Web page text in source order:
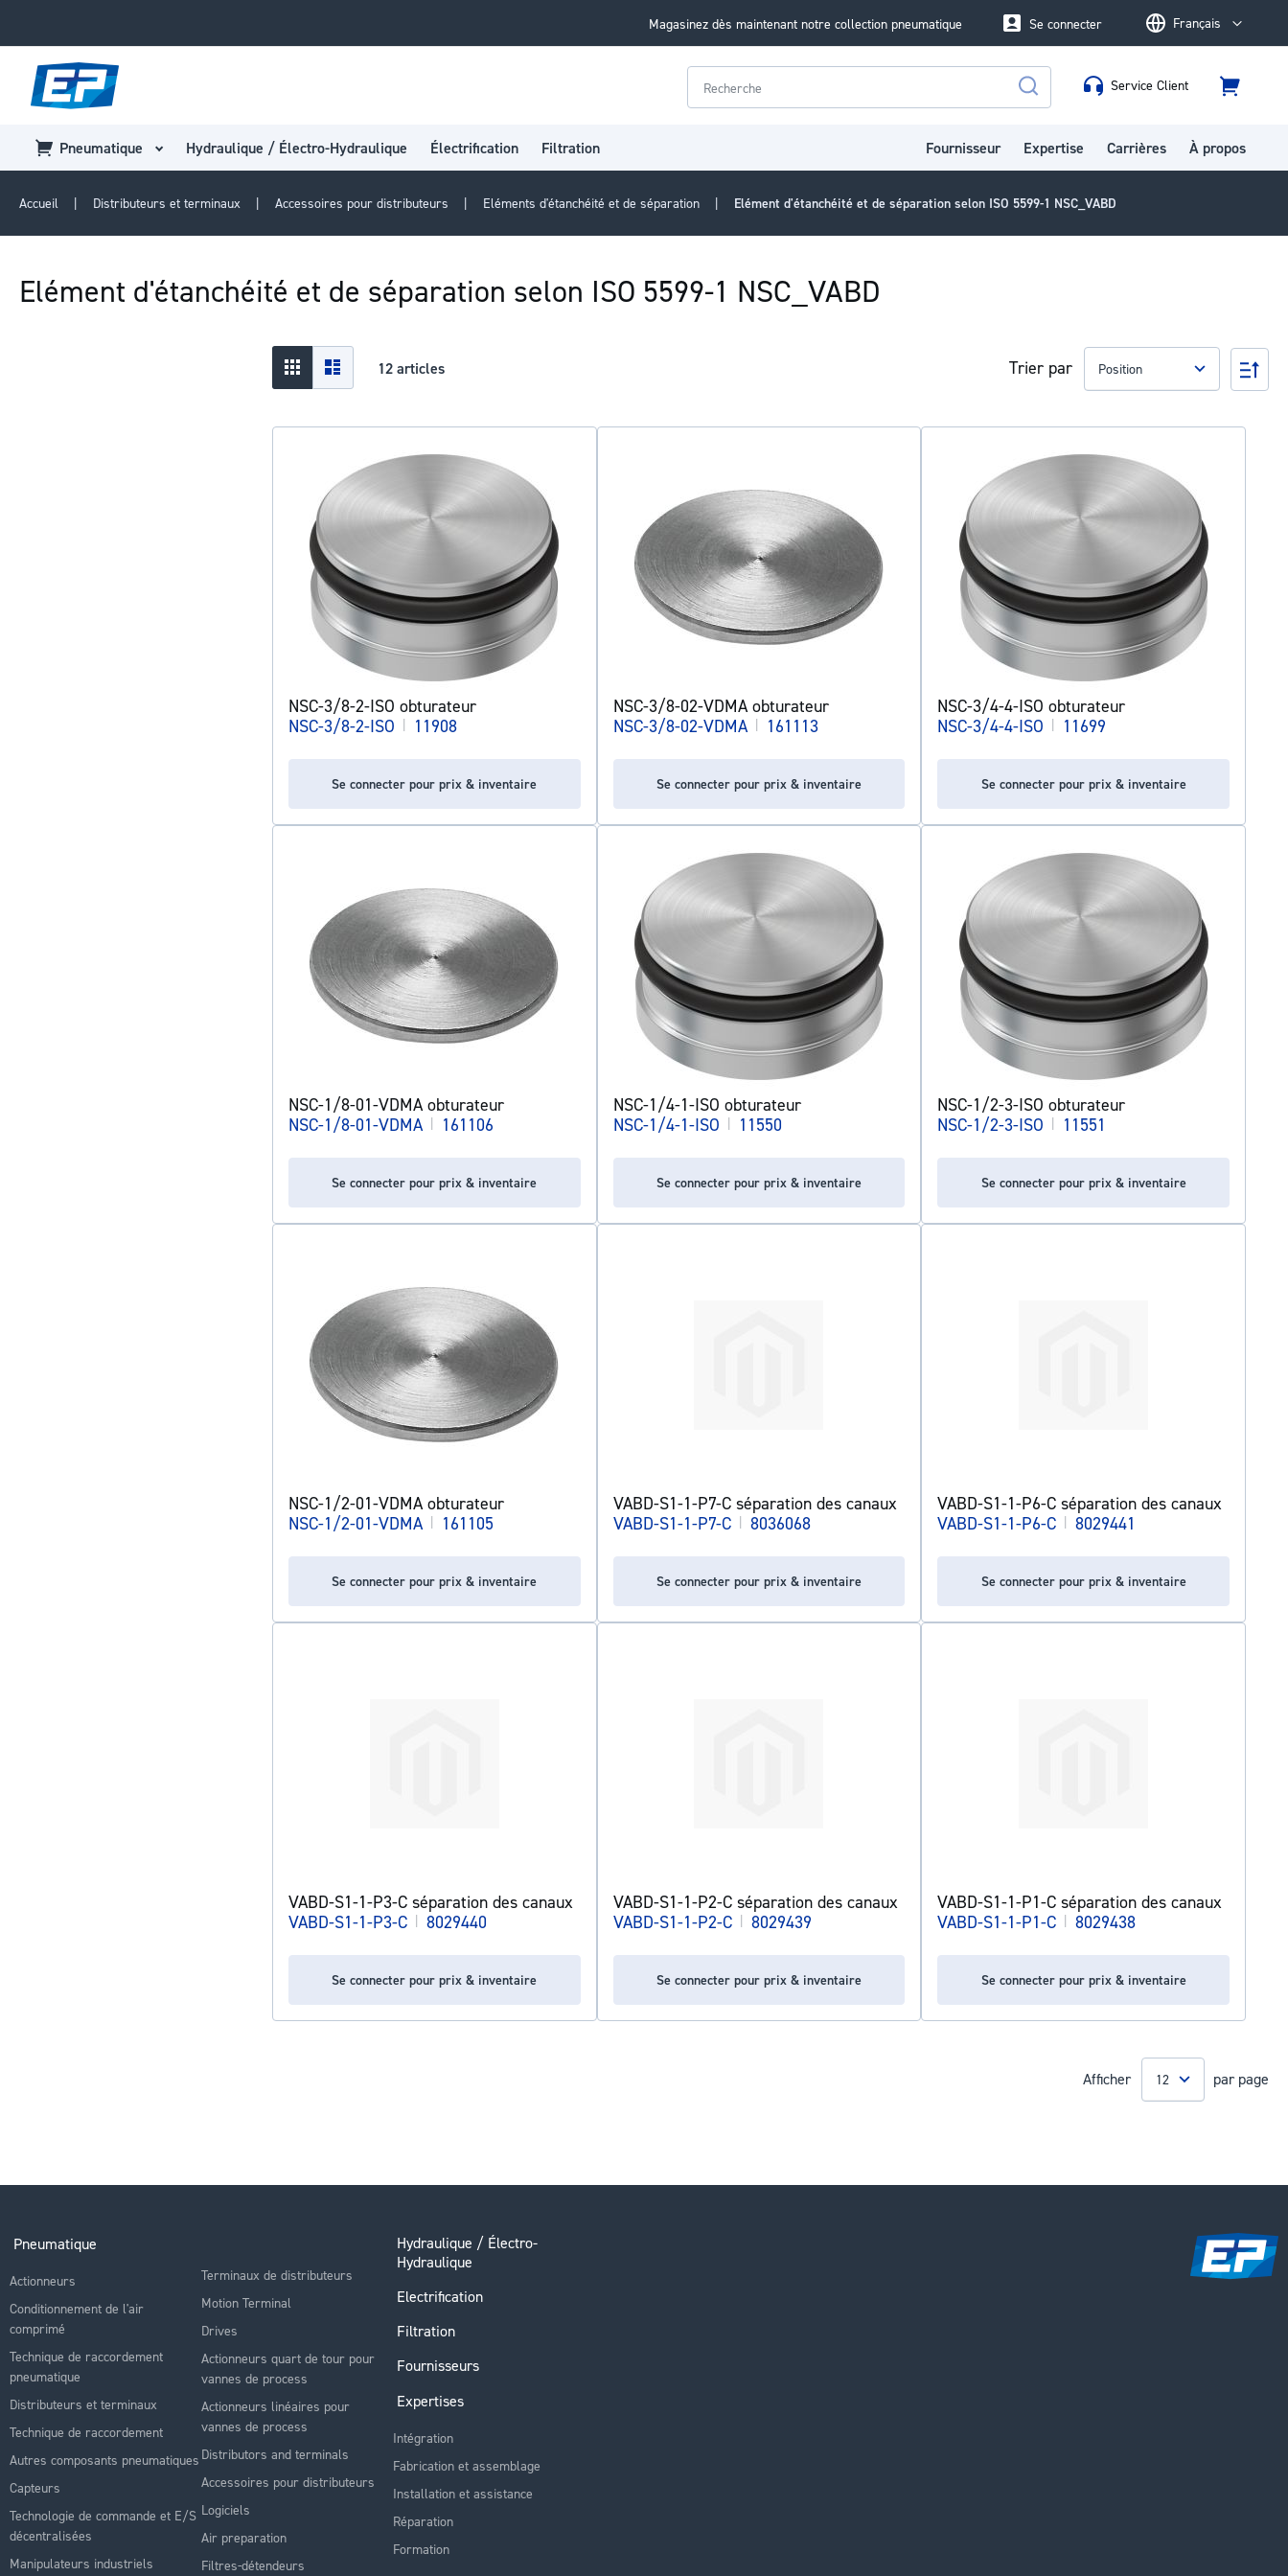
Magasinez dès maintenant notre collection pneumatique LanguageFrançais
Se connecter
Rechercher
Service Client
Panier
Pneumatique Hydraulique / Électro-Hydraulique Électrification Filtration Fournisseur Expertise Carrières À propos
Accueil Distributeurs et terminaux Accessoires pour distributeurs Eléments d'étanchéité et de séparation Elément d'étanchéité et de séparation selon ISO 5599-1 NSC_VABD
Elément d'étanchéité et de séparation selon ISO 5599-1 NSC_VABD
Afficher
en
Grid Liste 12articles Trier par
Par
NSC-3/8-2-ISO obturateur
NSC-3/8-2-ISO | 11908
Se connecter pour prix & inventaire
NSC-3/8-02-VDMA obturateur
NSC-3/8-02-VDMA | 161113
Se connecter pour prix & inventaire
NSC-3/4-4-ISO obturateur
NSC-3/4-4-ISO | 11699
Se connecter pour prix & inventaire
NSC-1/8-01-VDMA obturateur
NSC-1/8-01-VDMA | 161106
Se connecter pour prix & inventaire
NSC-1/4-1-ISO obturateur
NSC-1/4-1-ISO | 11550
Se connecter pour prix & inventaire
NSC-1/2-3-ISO obturateur
NSC-1/2-3-ISO | 11551
Se connecter pour prix & inventaire
NSC-1/2-01-VDMA obturateur
NSC-1/2-01-VDMA | 161105
Se connecter pour prix & inventaire
VABD-S1-1-P7-C séparation des canaux
VABD-S1-1-P7-C | 8036068
Se connecter pour prix & inventaire
VABD-S1-1-P6-C séparation des canaux
VABD-S1-1-P6-C | 8029441
Se connecter pour prix & inventaire
VABD-S1-1-P3-C séparation des canaux
VABD-S1-1-P3-C | 8029440
Se connecter pour prix & inventaire
VABD-S1-1-P2-C séparation des canaux
VABD-S1-1-P2-C | 8029439
Se connecter pour prix & inventaire
VABD-S1-1-P1-C séparation des canaux
VABD-S1-1-P1-C | 8029438
Se connecter pour prix & inventaire
Afficher par page
Pneumatique
Actionneurs
Conditionnement de l'air
comprimé
Technique de raccordement
pneumatique
Distributeurs et terminaux
Technique de raccordement
Autres composants pneumatiques
Capteurs
Technologie de commande et E/S
décentralisées
Manipulateurs industriels
Terminaux de distributeurs
Motion Terminal
Drives
Actionneurs quart de tour pour
vannes de process
Actionneurs linéaires pour
vannes de process
Distributors and terminals
Accessoires pour distributeurs
Logiciels
Air preparation
Filtres-détendeurs
Hydraulique / Électro-
Hydraulique
Electrification
Filtration
Fournisseurs
Expertises
Intégration
Fabrication et assemblage
Installation et assistance
Réparation
Formation